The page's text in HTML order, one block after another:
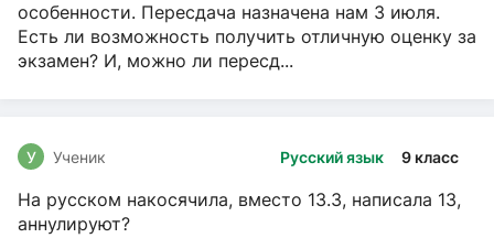
особенности. Пересдача назначена нам 3 июля.
Есть ли возможность получить отличную оценку за
экзамен? И, можно ли пересд...
Русский язык 9 класс
У Ученик
На русском накосячила, вместо 13.3, написала 13,
аннулируют?